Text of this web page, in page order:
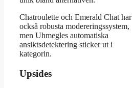
Chatroulette och Emerald Chat har
också robusta modereringssystem,
men Uhmegles automatiska
ansiktsdetektering sticker ut i
kategorin.
Upsides